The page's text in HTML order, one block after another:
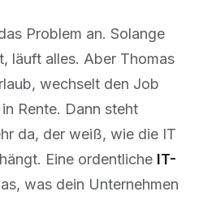
Problem an. Solange
läuft alles. Aber Thomas
wechselt den Job
Rente. Dann steht
da, der weiß, wie die IT
Eine ordentliche IT-
was dein Unternehmen